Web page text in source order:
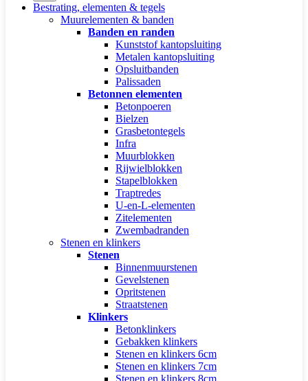
Bestrating, elementen & tegels
Muurelementen & banden
Banden en randen
Kunststof kantopsluiting
Metalen kantopsluiting
Opsluitbanden
Palissaden
Betonnen elementen
Betonpoeren
Bielzen
Grasbetontegels
Infra
Muurblokken
Rijwielblokken
Stapelblokken
Traptredes
U-en-L-elementen
Zitelementen
Zwembadranden
Stenen en klinkers
Stenen
Binnenmuurstenen
Gevelstenen
Opritstenen
Straatstenen
Klinkers
Betonklinkers
Gebakken klinkers
Stenen en klinkers 6cm
Stenen en klinkers 7cm
Stenen en klinkers 8cm